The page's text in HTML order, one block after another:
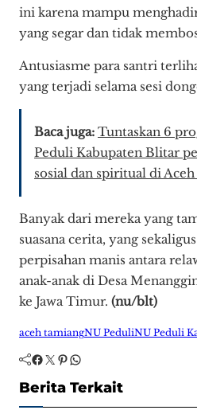
ini karena mampu
yang segar dan tidak
Antusiasme para santri
yang terjadi selama sesi
Baca juga: Tuntaskan 6
Peduli Kabupaten Blitar
sosial dan spiritual di
Banyak dari mereka yang
suasana cerita, yang
perpisahan manis antara
anak-anak di Desa
ke Jawa Timur. (nu/blt)
aceh tamiangNU PeduliNU Peduli
Facebook Twitter Pinterest WhatsApp
Berita Terkait